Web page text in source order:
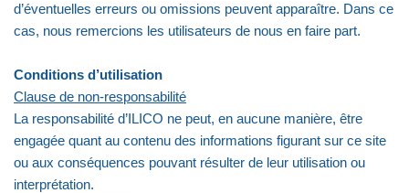
d’éventuelles erreurs ou omissions peuvent apparaître. Dans ce
cas, nous remercions les utilisateurs de nous en faire part.
Conditions d’utilisation
Clause de non-responsabilité
La responsabilité d’ILICO ne peut, en aucune manière, être
engagée quant au contenu des informations figurant sur ce site
ou aux conséquences pouvant résulter de leur utilisation ou
interprétation.